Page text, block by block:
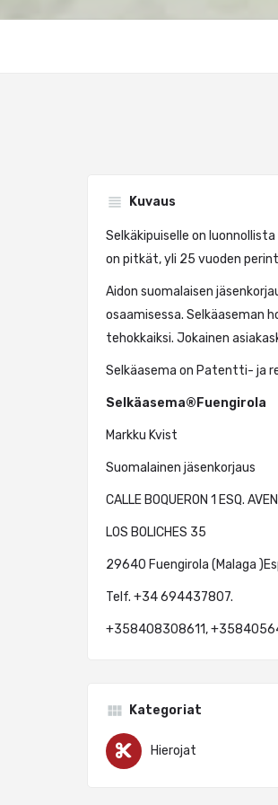
Kuvaus
Selkäkipuiselle on
on pitkät, yli 25 vuoden
Aidon suomalaisen
osaamisessa. Selkäaseman
tehokkaiksi. Jokainen
Selkäasema on Patentti- ja
Selkäasema®Fuengirola
Markku Kvist
Suomalainen jäsenkorjaus
CALLE BOQUERON 1 ESQ.
LOS BOLICHES 35
29640 Fuengirola (Malaga
Telf. +34 694437807.
+358408308611,
Kategoriat
Hierojat